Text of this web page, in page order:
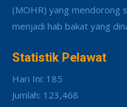
(MOHR) yang mendorong
menjadi hab bakat yang
Statistik Pelawat
Hari Ini: 185
Jumlah: 123,468